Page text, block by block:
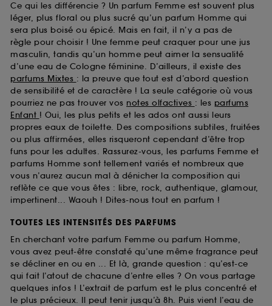
Ce qui les différencie ? Un parfum Femme est souvent plus
léger, plus floral ou plus sucré qu’un parfum Homme qui
sera plus boisé ou épicé. Mais en fait, il n’y a pas de
règle pour choisir ! Une femme peut craquer pour une jus
masculin, tandis qu’un homme peut aimer la sensualité
d’une eau de Cologne féminine. D’ailleurs, il existe des
parfums Mixtes : la preuve que tout est d’abord question
de sensibilité et de caractère ! La seule catégorie où vous
pourriez ne pas trouver vos notes olfactives : les parfums
Enfant ! Oui, les plus petits et les ados ont aussi leurs
propres eaux de toilette. Des compositions subtiles, fruitées
ou plus affirmées, elles risqueront cependant d’être trop
funs pour les adultes. Rassurez-vous, les parfums Femme et
parfums Homme sont tellement variés et nombreux que
vous n’aurez aucun mal à dénicher la composition qui
reflète ce que vous êtes : libre, rock, authentique, glamour,
impertinent... Waouh ! Dites-nous tout en parfum !
TOUTES LES INTENSITÉS DES PARFUMS
En cherchant votre parfum Femme ou parfum Homme,
vous avez peut-être constaté qu’une même fragrance peut
se décliner en ou en ... Et là, grande question : qu’est-ce
qui fait l’atout de chacune d’entre elles ? On vous partage
quelques infos ! L’extrait de parfum est le plus concentré et
le plus précieux. Il peut tenir jusqu’à 8h. Puis vient l’eau de